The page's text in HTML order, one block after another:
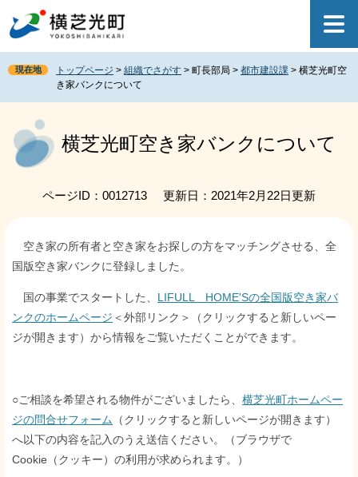
ジ
先
ュ
を 現在地 トップページ > 組織でさがす > 町長部局 > 都市建設課 > 横芝光町空
き家バンクについて
文
横芝光町空き家バンクについて
ページID：0012713 更新日：2021年2月22日更新
空き家の所有者と空き家をお探しの方をマッチングさせる、全
国版空き家バンクに登録しました。
国の事業でスタートした、 LIFULL HOME'Sの全国版空き家バ
ンクのホームページ ＜外部リンク＞
（クリックすると新しいペー
ジが開きます）から情報をご覧いただくことができます。
○ご相談を希望される物件がございましたら、 横芝光町ホームペー
ジの問合せフォーム
（クリックすると新しいページが開きます）
へ以下の内容を記入のうえ送信ください。（ブラウザで
Cookie（クッキー）の利用が求められます。）